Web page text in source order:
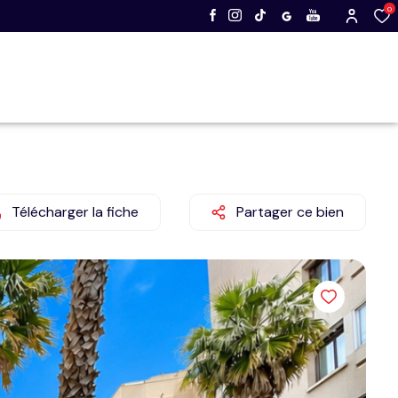
0
Télécharger la fiche Partager ce bien